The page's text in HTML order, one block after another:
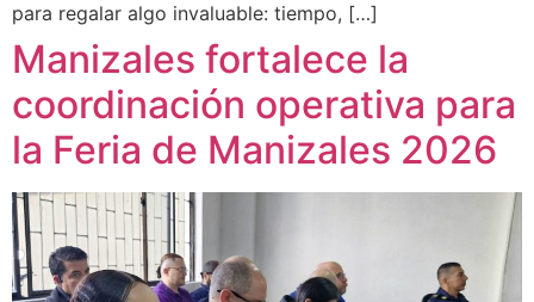
para regalar algo invaluable: tiempo, […]
Manizales fortalece la
coordinación operativa para
la Feria de Manizales 2026